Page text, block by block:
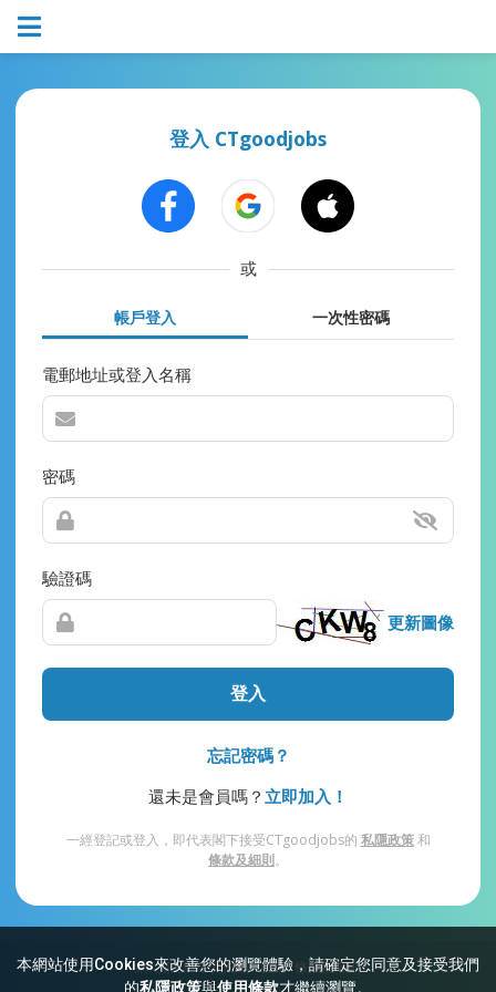
本網站使用Cookies來改善您的瀏覽體驗，請確定您同意及接受我們
的私隱政策與使用條款才繼續瀏覽。
登入 CTgoodjobs
或
帳戶登入 一次性密碼
電郵地址或登入名稱
密碼
驗證碼
更新圖像
登入
忘記密碼？
還未是會員嗎？ 立即加入！
一經登記或登入，即代表閣下接受CTgoodjobs的 私隱政策和
條款及細則。
網站索引 常見問題 私隱 條款及細則